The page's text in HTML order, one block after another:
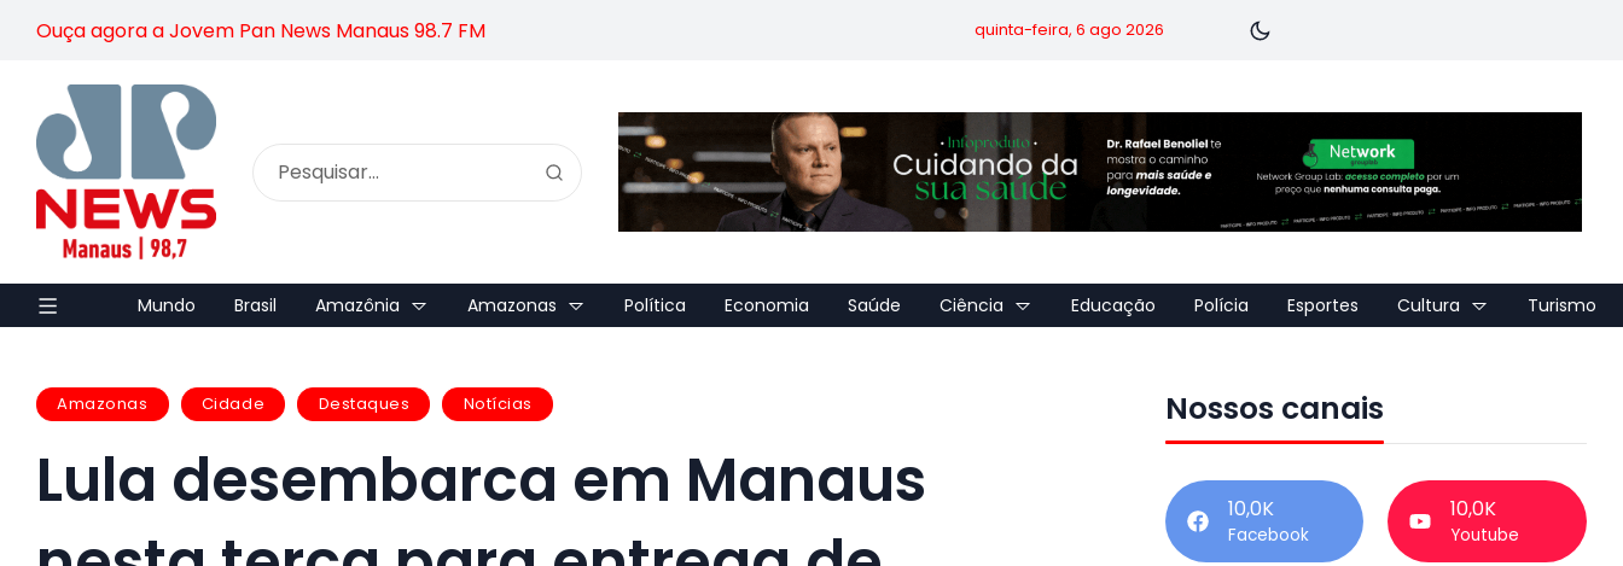
Ouça agora a Jovem Pan News Manaus 98.7 FM quinta-feira, 6 ago 2026
Mundo Brasil Amazônia Amazonas Política Economia Saúde Ciência Educação Polícia Esportes Cultura Turismo
Amazonas Cidade Destaques Notícias
Lula desembarca em Manaus
Nossos canais
10,0K
Facebook
10,0K
Youtube